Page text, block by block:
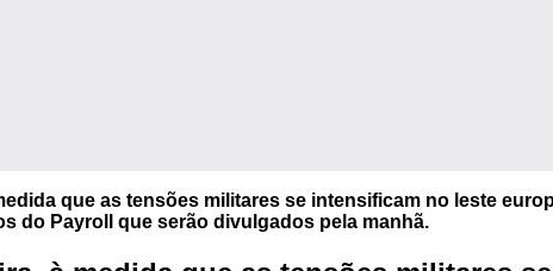
que as tensões militares se intensificam no leste
do Payroll que serão divulgados pela manhã.